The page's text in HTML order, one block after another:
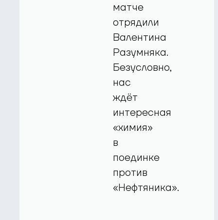
матче
отрядили
Валентина
Разумняка.
Безусловно,
нас
ждёт
интересная
«химия»
в
поединке
против
«Нефтяника».